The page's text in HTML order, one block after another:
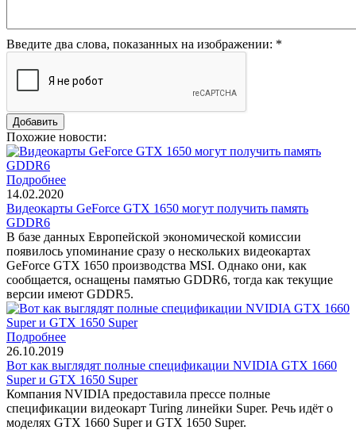
Введите два слова, показанных на изображении: *
Похожие новости:
Подробнее
14.02.2020
Видеокарты GeForce GTX 1650 могут получить память
GDDR6
В базе данных Европейской экономической комиссии
появилось упоминание сразу о нескольких видеокартах
GeForce GTX 1650 производства MSI. Однако они, как
сообщается, оснащены памятью GDDR6, тогда как текущие
версии имеют GDDR5.
Подробнее
26.10.2019
Вот как выглядят полные спецификации NVIDIA GTX 1660
Super и GTX 1650 Super
Компания NVIDIA предоставила прессе полные
спецификации видеокарт Turing линейки Super. Речь идёт о
моделях GTX 1660 Super и GTX 1650 Super.